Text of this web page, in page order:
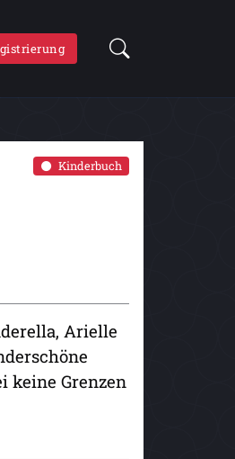
Kinderbuch
Arielle
keine Grenzen